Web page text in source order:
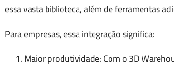
essa vasta biblioteca, além de ferramentas
Para empresas, essa integração significa:
Maior produtividade: Com o 3D